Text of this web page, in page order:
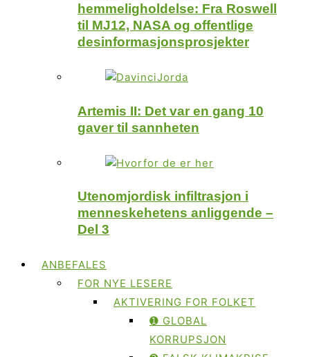
hemmeligholdelse: Fra Roswell
til MJ12, NASA og offentlige
desinformasjonsprosjekter
Artemis II: Det var en gang 10
gaver til sannheten
Utenomjordisk infiltrasjon i
menneskehetens anliggende –
Del 3
ANBEFALES
FOR NYE LESERE
AKTIVERING FOR FOLKET
➊ GLOBAL
KORRUPSJON